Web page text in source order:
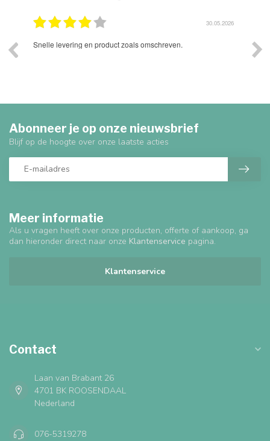
30.05.2026
Snelle levering en product zoals omschreven.
Meer informatie
Als u vragen heeft over onze producten, offerte of aankoop, ga
dan hieronder direct naar onze Klantenservice pagina.
Klantenservice
Abonneer je op onze nieuwsbrief
Blijf op de hoogte over onze laatste acties
Contact
Laan van Brabant 26
4701 BK ROOSENDAAL
Nederland
076-5319278